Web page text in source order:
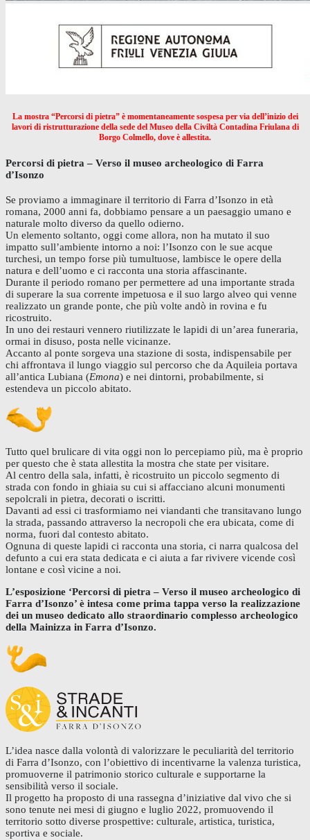
La mostra “Percorsi di pietra” è momentaneamente sospesa per via dell’inizio dei
lavori di ristrutturazione della sede del Museo della Civiltà Contadina Friulana di
Borgo Colmello, dove è allestita.
Percorsi di pietra – Verso il museo archeologico di Farra
d’Isonzo
Se proviamo a immaginare il territorio di Farra d’Isonzo in età
romana, 2000 anni fa, dobbiamo pensare a un paesaggio umano e
naturale molto diverso da quello odierno.
Un elemento soltanto, oggi come allora, non ha mutato il suo
impatto sull’ambiente intorno a noi: l’Isonzo con le sue acque
turchesi, un tempo forse più tumultuose, lambisce le opere della
natura e dell’uomo e ci racconta una storia affascinante.
Durante il periodo romano per permettere ad una importante strada
di superare la sua corrente impetuosa e il suo largo alveo qui venne
realizzato un grande ponte, che più volte andò in rovina e fu
ricostruito.
In uno dei restauri vennero riutilizzate le lapidi di un’area funeraria,
ormai in disuso, posta nelle vicinanze.
Accanto al ponte sorgeva una stazione di sosta, indispensabile per
chi affrontava il lungo viaggio sul percorso che da Aquileia portava
all’antica Lubiana (Emona) e nei dintorni, probabilmente, si
estendeva un piccolo abitato.
Tutto quel brulicare di vita oggi non lo percepiamo più, ma è proprio
per questo che è stata allestita la mostra che state per visitare.
Al centro della sala, infatti, è ricostruito un piccolo segmento di
strada con fondo in ghiaia su cui si affacciano alcuni monumenti
sepolcrali in pietra, decorati o iscritti.
Davanti ad essi ci trasformiamo nei viandanti che transitavano lungo
la strada, passando attraverso la necropoli che era ubicata, come di
norma, fuori dal contesto abitato.
Ognuna di queste lapidi ci racconta una storia, ci narra qualcosa del
defunto a cui era stata dedicata e ci aiuta a far rivivere vicende così
lontane e così vicine a noi.
L’esposizione ‘Percorsi di pietra – Verso il museo archeologico di
Farra d’Isonzo’ è intesa come prima tappa verso la realizzazione
dei un museo dedicato allo straordinario complesso archeologico
della Mainizza in Farra d’Isonzo.
L’idea nasce dalla volontà di valorizzare le peculiarità del territorio
di Farra d’Isonzo, con l’obiettivo di incentivarne la valenza turistica,
promuoverne il patrimonio storico culturale e supportarne la
sensibilità verso il sociale.
Il progetto ha proposto di una rassegna d’iniziative dal vivo che si
sono tenute nei mesi di giugno e luglio 2022, promuovendo il
territorio sotto diverse prospettive: culturale, artistica, turistica,
sportiva e sociale.